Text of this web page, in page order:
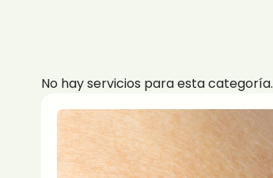
No hay servicios para esta categoría.